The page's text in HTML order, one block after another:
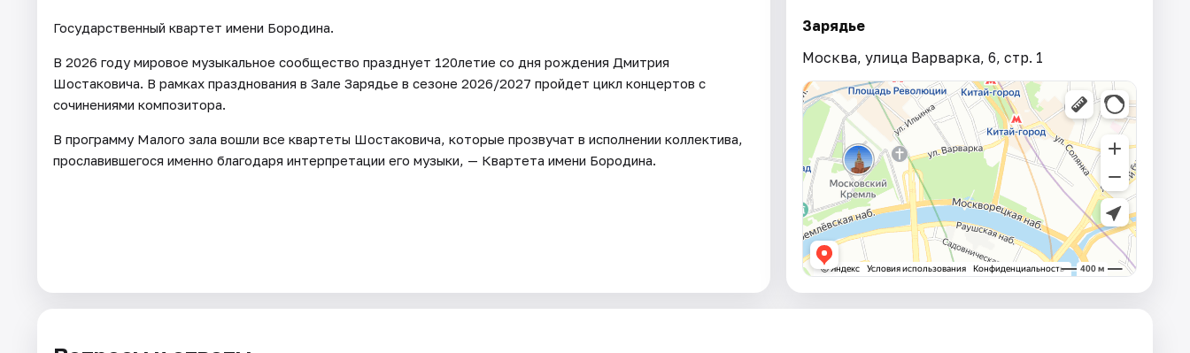
Государственный квартет имени Бородина.
В 2026 году мировое музыкальное сообщество празднует 120летие со дня рождения Дмитрия
Шостаковича. В рамках празднования в Зале Зарядье в сезоне 2026/2027 пройдет цикл концертов с
сочинениями композитора.
В программу Малого зала вошли все квартеты Шостаковича, которые прозвучат в исполнении коллектива,
прославившегося именно благодаря интерпретации его музыки, — Квартета имени Бородина.
Зарядье
Москва, улица Варварка, 6, стр. 1